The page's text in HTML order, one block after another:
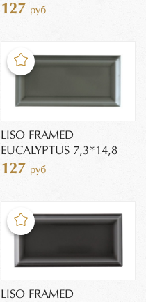
127 руб
LISO FRAMED
EUCALYPTUS 7,3*14,8
127 руб
LISO FRAMED